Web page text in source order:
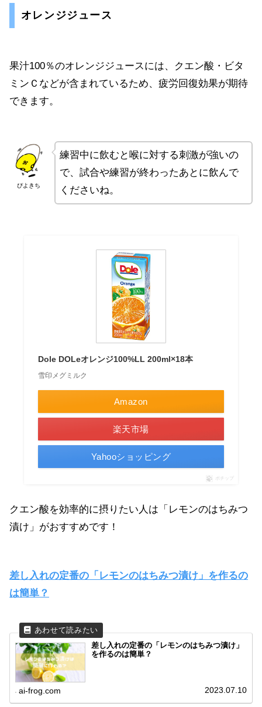
オレンジジュース
果汁100％のオレンジジュースには、クエン酸・ビタ
ミンＣなどが含まれているため、疲労回復効果が期待
できます。
ぴよきち
練習中に飲むと喉に対する刺激が強いの
で、試合や練習が終わったあとに飲んで
くださいね。
Dole DOLeオレンジ100%LL 200ml×18本
雪印メグミルク
Amazon
楽天市場
Yahooショッピング
ポチップ
クエン酸を効率的に摂りたい人は「レモンのはちみつ
漬け」がおすすめです！
差し入れの定番の「レモンのはちみつ漬け」を作るの
は簡単？
差し入れの定番の「レモンのはちみつ漬け」
を作るのは簡単？
ai-frog.com 2023.07.10